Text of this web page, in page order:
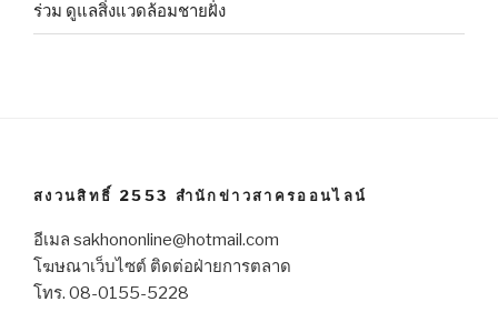
ร่วม ดูแลสิ่งแวดล้อมชายฝั่ง
สงวนสิทธิ์ 2553 สำนักข่าวสาครออนไลน์
อีเมล sakhononline@hotmail.com
โฆษณาเว็บไซต์ ติดต่อฝ่ายการตลาด
โทร. 08-0155-5228